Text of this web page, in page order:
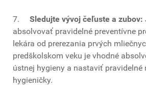
7. Sledujte vývoj čeľuste a zubov:
absolvovať pravidelné preventívne
lekára od prerezania prvých
predškolskom veku je vhodné
ústnej hygieny a nastaviť pravidelné
hygieničky.